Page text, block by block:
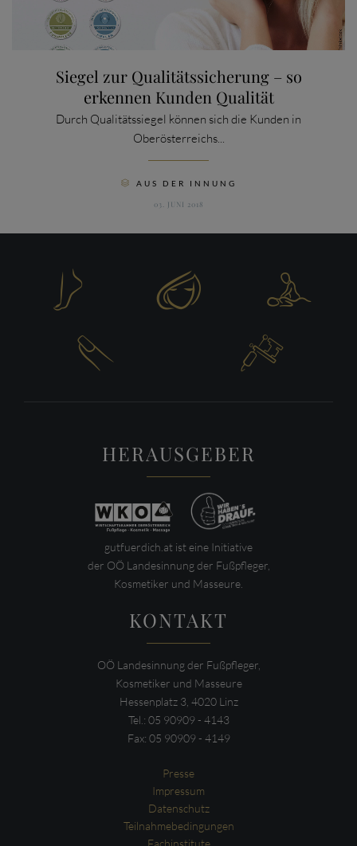
Siegel zur Qualitätssicherung – so
erkennen Kunden Qualität
Durch Qualitätssiegel können sich die Kunden in
Oberösterreichs...
 AUS DER INNUNG
03. JUNI 2018
 



HERAUSGEBER
gutfuerdich.at ist eine Initiative
der OÖ Landesinnung der Fußpfleger,
Kosmetiker und Masseure.
KONTAKT
OÖ Landesinnung der Fußpfleger,
Kosmetiker und Masseure
Hessenplatz 3, 4020 Linz
Tel.: 05 90909 - 4143
Fax: 05 90909 - 4149
Presse
Impressum
Datenschutz
Teilnahmebedingungen
Fachinstitute